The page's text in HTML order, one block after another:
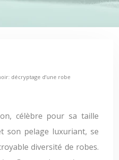
décryptage d’une robe
son pelage luxuriant, se
diversité de robes.